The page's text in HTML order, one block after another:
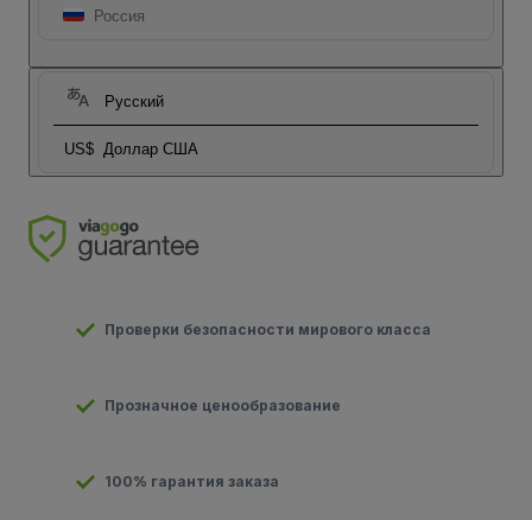
Россия
Русский
US$ Доллар США
Проверки безопасности мирового класса
Прозначное ценообразование
100% гарантия заказа